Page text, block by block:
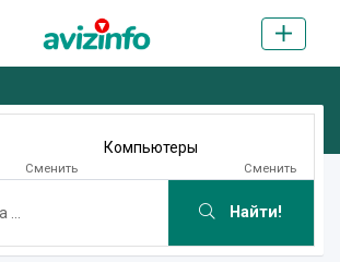
Сменить
Компьютеры
Сменить
Найти!